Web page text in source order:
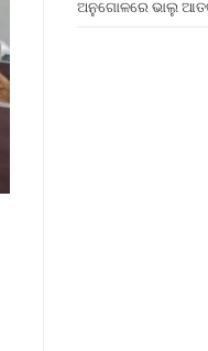
ଅନୁଗୋଳରେ ଭାଲୁ